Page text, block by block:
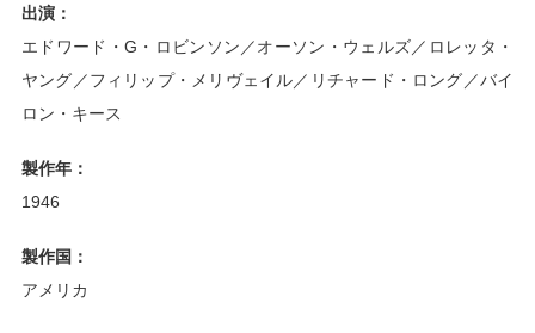
出演：
エドワード・G・ロビンソン／オーソン・ウェルズ／ロレッタ・
ヤング／フィリップ・メリヴェイル／リチャード・ロング／バイ
ロン・キース
製作年：
1946
製作国：
アメリカ